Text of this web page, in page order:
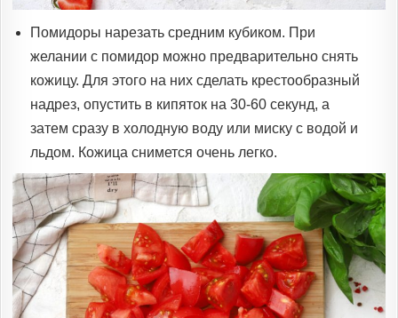
Помидоры нарезать средним кубиком. При
желании с помидор можно предварительно снять
кожицу. Для этого на них сделать крестообразный
надрез, опустить в кипяток на 30-60 секунд, а
затем сразу в холодную воду или миску с водой и
льдом. Кожица снимется очень легко.